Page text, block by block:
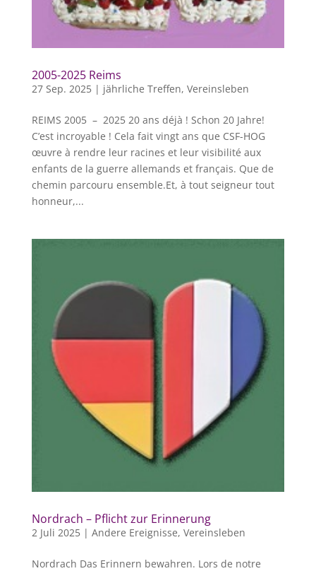
2005-2025 Reims
27 Sep. 2025| jährliche Treffen, Vereinsleben
REIMS 2005 – 2025 20 ans déjà ! Schon 20 Jahre!
C’est incroyable ! Cela fait vingt ans que CSF-HOG
œuvre à rendre leur racines et leur visibilité aux
enfants de la guerre allemands et français. Que de
chemin parcouru ensemble.Et, à tout seigneur tout
honneur,...
Nordrach – Pflicht zur Erinnerung
2 Juli 2025| Andere Ereignisse, Vereinsleben
Nordrach Das Erinnern bewahren. Lors de notre